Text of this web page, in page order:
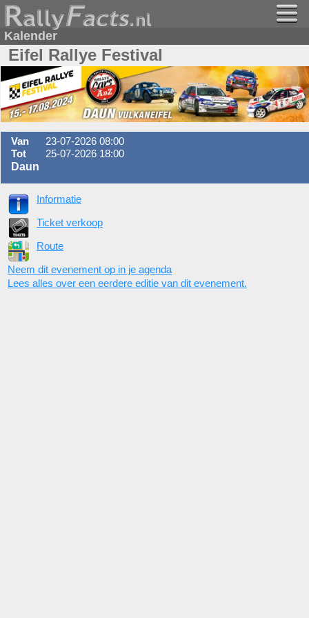
Kalender
Eifel Rallye Festival
Van
23-07-2026 08:00
Tot
25-07-2026 18:00
Daun
Informatie
Ticket verkoop
Route
Neem dit evenement op in je agenda
Lees alles over een eerdere editie van dit evenement.